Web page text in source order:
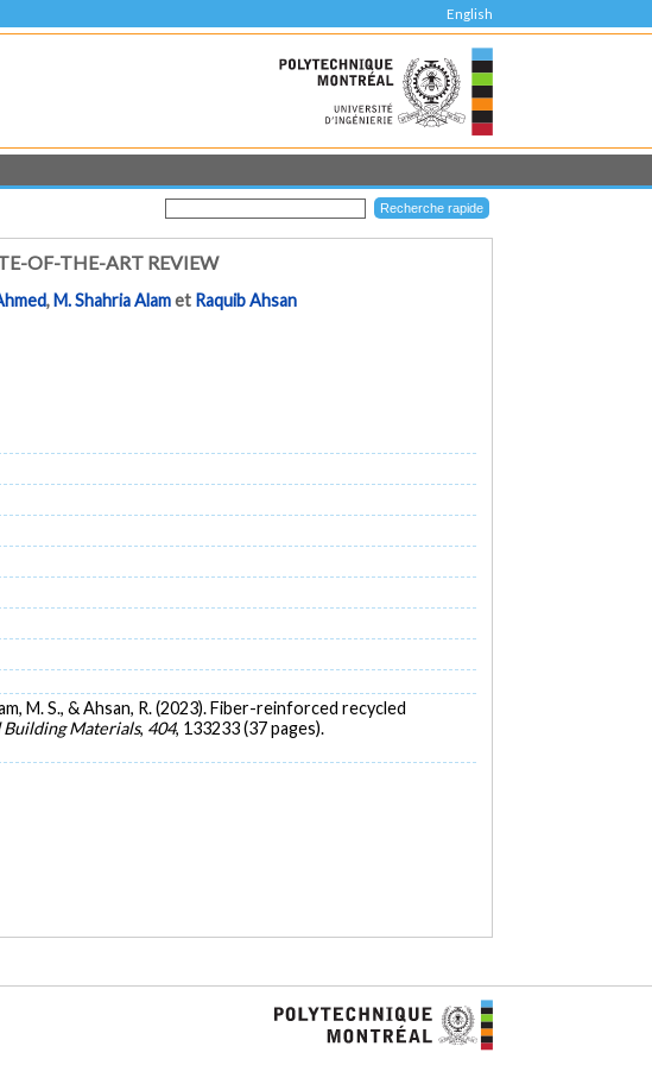
English
OF-THE-ART REVIEW
,M. Shahria Alamet Raquib Ahsan
M. S., & Ahsan, R. (2023). Fiber-reinforced recycled
Materials, 404, 133233 (37 pages).